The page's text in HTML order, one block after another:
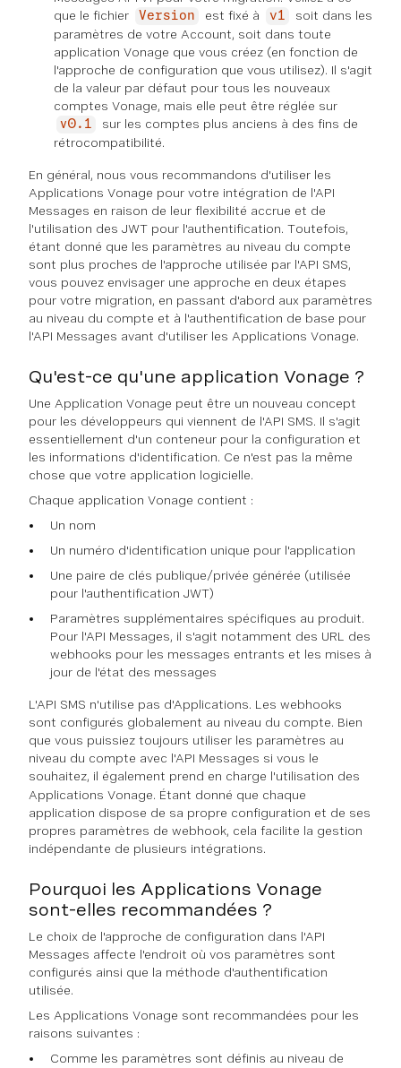
que le fichier
Version est fixé à v1
soit dans les
paramètres de votre Account, soit dans toute
application Vonage que vous créez (en fonction de
l'approche de configuration que vous utilisez). Il s'agit
de la valeur par défaut pour tous les nouveaux
comptes Vonage, mais elle peut être réglée sur
v0.1
sur les comptes plus anciens à des fins de
rétrocompatibilité.
En général, nous vous recommandons d'utiliser les
Applications Vonage pour votre intégration de l'API
Messages en raison de leur flexibilité accrue et de
l'utilisation des JWT pour l'authentification. Toutefois,
étant donné que les paramètres au niveau du compte
sont plus proches de l'approche utilisée par l'API SMS,
vous pouvez envisager une approche en deux étapes
pour votre migration, en passant d'abord aux paramètres
au niveau du compte et à l'authentification de base pour
l'API Messages avant d'utiliser les Applications Vonage.
Qu'est-ce qu'une application Vonage ?
Une Application Vonage peut être un nouveau concept
pour les développeurs qui viennent de l'API SMS. Il s'agit
essentiellement d'un conteneur pour la configuration et
les informations d'identification. Ce n'est pas la même
chose que votre application logicielle.
Chaque application Vonage contient :
Un nom
Un numéro d'identification unique pour l'application
Une paire de clés publique/privée générée (utilisée
pour l'authentification JWT)
Paramètres supplémentaires spécifiques au produit.
Pour l'API Messages, il s'agit notamment des URL des
webhooks pour les messages entrants et les mises à
jour de l'état des messages
L'API SMS n'utilise pas d'Applications. Les webhooks
sont configurés globalement au niveau du compte. Bien
que vous puissiez toujours utiliser les paramètres au
niveau du compte avec l'API Messages si vous le
souhaitez, il également prend en charge l'utilisation des
Applications Vonage. Étant donné que chaque
application dispose de sa propre configuration et de ses
propres paramètres de webhook, cela facilite la gestion
indépendante de plusieurs intégrations.
Pourquoi les Applications Vonage
sont-elles recommandées ?
Le choix de l'approche de configuration dans l'API
Messages affecte l'endroit où vos paramètres sont
configurés ainsi que la méthode d'authentification
utilisée.
Les Applications Vonage sont recommandées pour les
raisons suivantes :
Comme les paramètres sont définis au niveau de